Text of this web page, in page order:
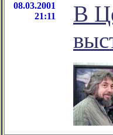
08.03.2001
21:11
В